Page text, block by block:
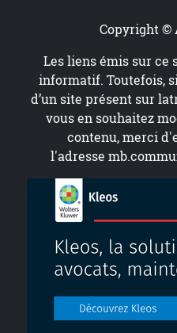
Copyright ©
Les liens émis sur ce
informatif. Toutefois,
d’un site présent sur
vous en souhaitez
contenu, merci
l'adresse